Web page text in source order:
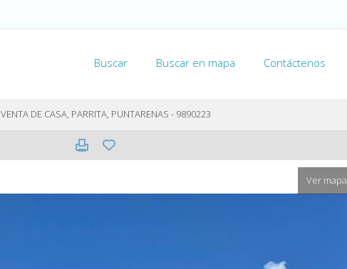
Buscar Buscar en mapa Contáctenos
VENTA DE CASA, PARRITA, PUNTARENAS - 9890223
Ver mapa